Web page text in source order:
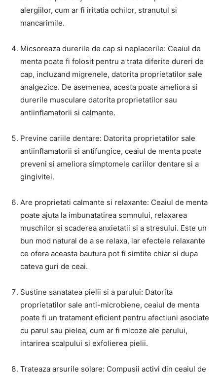
alergiilor, cum ar fi iritatia ochilor, stranutul si
mancarimile.
Micsoreaza durerile de cap si neplacerile: Ceaiul de
menta poate fi folosit pentru a trata diferite dureri de
cap, incluzand migrenele, datorita proprietatilor sale
analgezice. De asemenea, acesta poate ameliora si
durerile musculare datorita proprietatilor sau
antiinflamatorii si calmante.
Previne cariile dentare: Datorita proprietatilor sale
antiinflamatorii si antifungice, ceaiul de menta poate
preveni si ameliora simptomele cariilor dentare si a
gingivitei.
Are proprietati calmante si relaxante: Ceaiul de menta
poate ajuta la imbunatatirea somnului, relaxarea
muschilor si scaderea anxietatii si a stresului. Este un
bun mod natural de a se relaxa, iar efectele relaxante
ce ofera aceasta bautura pot fi simtite chiar si dupa
cateva guri de ceai.
Sustine sanatatea pielii si a parului: Datorita
proprietatilor sale anti-microbiene, ceaiul de menta
poate fi un tratament eficient pentru afectiuni asociate
cu parul sau pielea, cum ar fi micoze ale parului,
intarirea scalpului si exfolierea pielii.
Trateaza arsurile solare: Compusii activi din ceaiul de